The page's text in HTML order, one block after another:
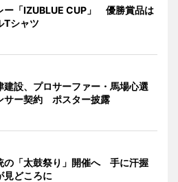
ー「IZUBLUE CUP」 優勝賞品は
Tシャツ
建設、プロサーファー・馬場心選
サー契約 ポスター披露
の「太鼓祭り」開催へ 手に汗握
見どころに